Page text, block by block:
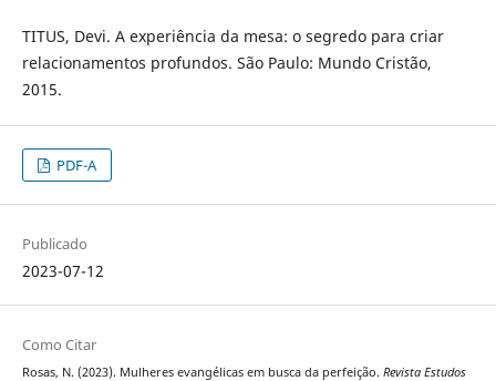
TITUS, Devi. A experiência da mesa: o segredo para criar
relacionamentos profundos. São Paulo: Mundo Cristão,
2015.
PDF-A
Publicado
2023-07-12
Como Citar
Rosas, N. (2023). Mulheres evangélicas em busca da perfeição. Revista Estudos